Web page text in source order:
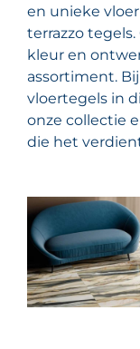
en unieke
terrazzo
kleur en
assortiment.
vloertegels in
onze collectie
die het